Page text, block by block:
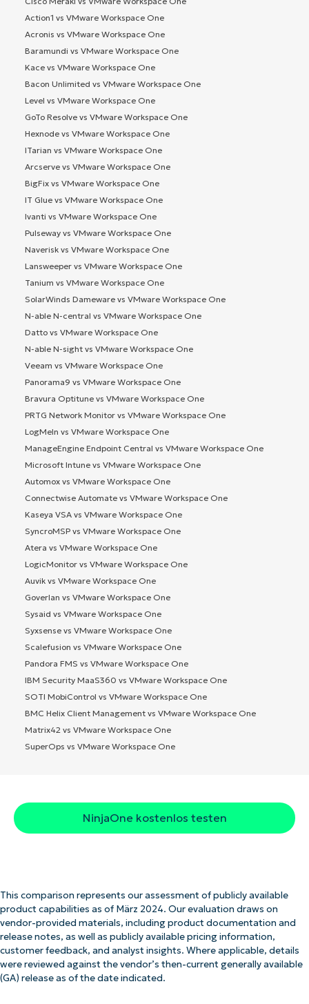
Action1 vs VMware Workspace One
Acronis vs VMware Workspace One
Baramundi vs VMware Workspace One
Kace vs VMware Workspace One
Bacon Unlimited vs VMware Workspace One
Level vs VMware Workspace One
GoTo Resolve vs VMware Workspace One
Hexnode vs VMware Workspace One
ITarian vs VMware Workspace One
Arcserve vs VMware Workspace One
BigFix vs VMware Workspace One
IT Glue vs VMware Workspace One
Ivanti vs VMware Workspace One
Pulseway vs VMware Workspace One
Naverisk vs VMware Workspace One
Lansweeper vs VMware Workspace One
Tanium vs VMware Workspace One
SolarWinds Dameware vs VMware Workspace One
N-able N-central vs VMware Workspace One
Datto vs VMware Workspace One
N-able N-sight vs VMware Workspace One
Veeam vs VMware Workspace One
Panorama9 vs VMware Workspace One
Bravura Optitune vs VMware Workspace One
PRTG Network Monitor vs VMware Workspace One
LogMeIn vs VMware Workspace One
ManageEngine Endpoint Central vs VMware Workspace One
Microsoft Intune vs VMware Workspace One
Automox vs VMware Workspace One
Connectwise Automate vs VMware Workspace One
Kaseya VSA vs VMware Workspace One
SyncroMSP vs VMware Workspace One
Atera vs VMware Workspace One
LogicMonitor vs VMware Workspace One
Auvik vs VMware Workspace One
Goverlan vs VMware Workspace One
Sysaid vs VMware Workspace One
Syxsense vs VMware Workspace One
Scalefusion vs VMware Workspace One
Pandora FMS vs VMware Workspace One
IBM Security MaaS360 vs VMware Workspace One
SOTI MobiControl vs VMware Workspace One
BMC Helix Client Management vs VMware Workspace One
Matrix42 vs VMware Workspace One
SuperOps vs VMware Workspace One
NinjaOne kostenlos testen
This comparison represents our assessment of publicly available
product capabilities as of März 2024. Our evaluation draws on
vendor-provided materials, including product documentation and
release notes, as well as publicly available pricing information,
customer feedback, and analyst insights. Where applicable, details
were reviewed against the vendor’s then-current generally available
(GA) release as of the date indicated.